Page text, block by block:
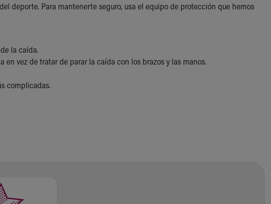
deporte. Para mantenerte seguro, usa el equipo de protección que hemos
la caída.
vez de tratar de parar la caída con los brazos y las manos.
complicadas.